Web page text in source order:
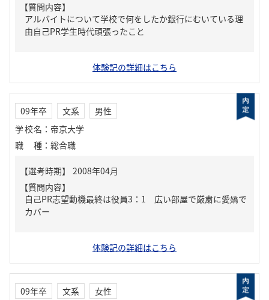
【質問内容】
アルバイトについて学校で何をしたか銀行にむいている理
由自己PR学生時代頑張ったこと
体験記の詳細はこちら
09年卒 文系
男性
学校名 ： 帝京大学
職種 ： 総合職
【質問内容】
自己PR志望動機最終は役員3：1 広い部屋で厳粛に愛嬌で
カバー
体験記の詳細はこちら
09年卒 文系
女性